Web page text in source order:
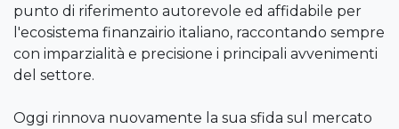
punto di riferimento autorevole ed affidabile per
l'ecosistema finanzairio italiano, raccontando sempre
con imparzialità e precisione i principali avvenimenti
del settore.
Oggi rinnova nuovamente la sua sfida sul mercato